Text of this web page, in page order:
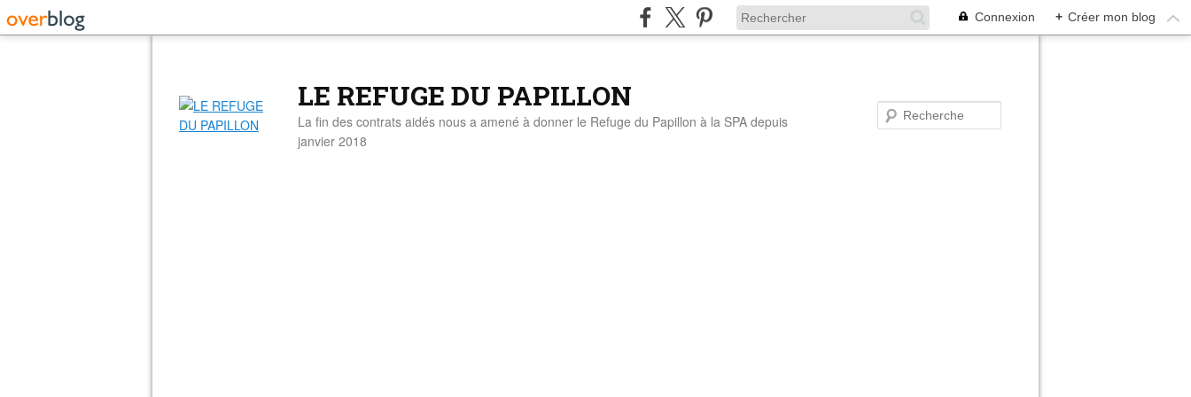
Connexion + Créer mon blog
LE REFUGE DU PAPILLON
La fin des contrats aidés nous a amené à donner le Refuge du Papillon à la SPA depuis
janvier 2018